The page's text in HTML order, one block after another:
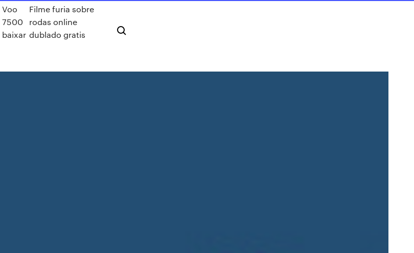
Voo
7500
baixar
Filme furia sobre
rodas online
dublado gratis